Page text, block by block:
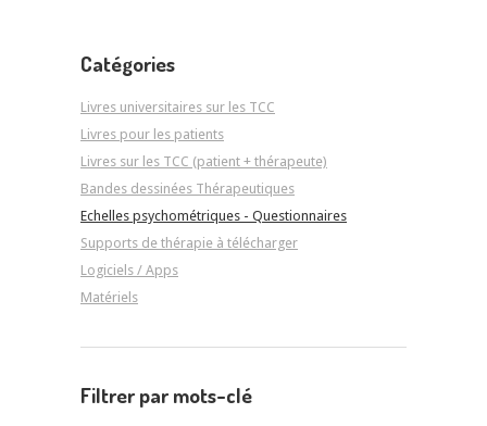
Catégories
Livres universitaires sur les TCC
Livres pour les patients
Livres sur les TCC (patient + thérapeute)
Bandes dessinées Thérapeutiques
Echelles psychométriques - Questionnaires
Supports de thérapie à télécharger
Logiciels / Apps
Matériels
Filtrer par mots-clé